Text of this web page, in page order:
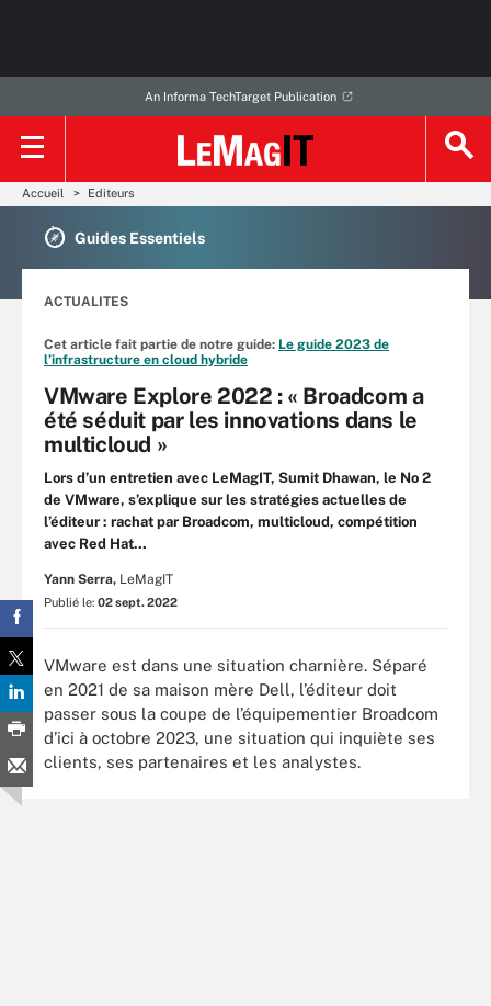
An Informa TechTarget Publication
Accueil Editeurs
Guides Essentiels
ACTUALITES
Cet article fait partie de notre guide: Le guide 2023 de
l’infrastructure en cloud hybride
VMware Explore 2022 : « Broadcom a
été séduit par les innovations dans le
multicloud »
Lors d’un entretien avec LeMagIT, Sumit Dhawan, le No 2
de VMware, s’explique sur les stratégies actuelles de
l’éditeur : rachat par Broadcom, multicloud, compétition
avec Red Hat…
Yann Serra, LeMagIT
Publié le: 02 sept. 2022
VMware est dans une situation charnière. Séparé
en 2021 de sa maison mère Dell, l’éditeur doit
passer sous la coupe de l’équipementier Broadcom
d’ici à octobre 2023, une situation qui inquiète ses
clients, ses partenaires et les analystes.